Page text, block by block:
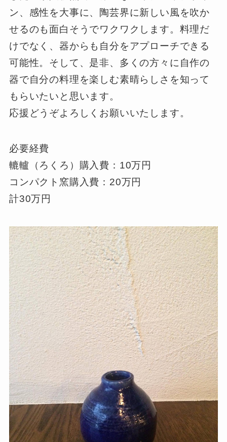
ン、感性を大事に、陶芸界に新しい風を吹か
せるのも面白そうでワクワクします。料理だ
けでなく、器からも自分をアプローチできる
可能性。そして、是非、多くの方々に自作の
器で自分の料理を楽しむ素晴らしさを知って
もらいたいと思います。
応援どうぞよろしくお願いいたします。
必要経費
轆轤（ろくろ）購入費：10万円
コンパクト窯購入費：20万円
計30万円